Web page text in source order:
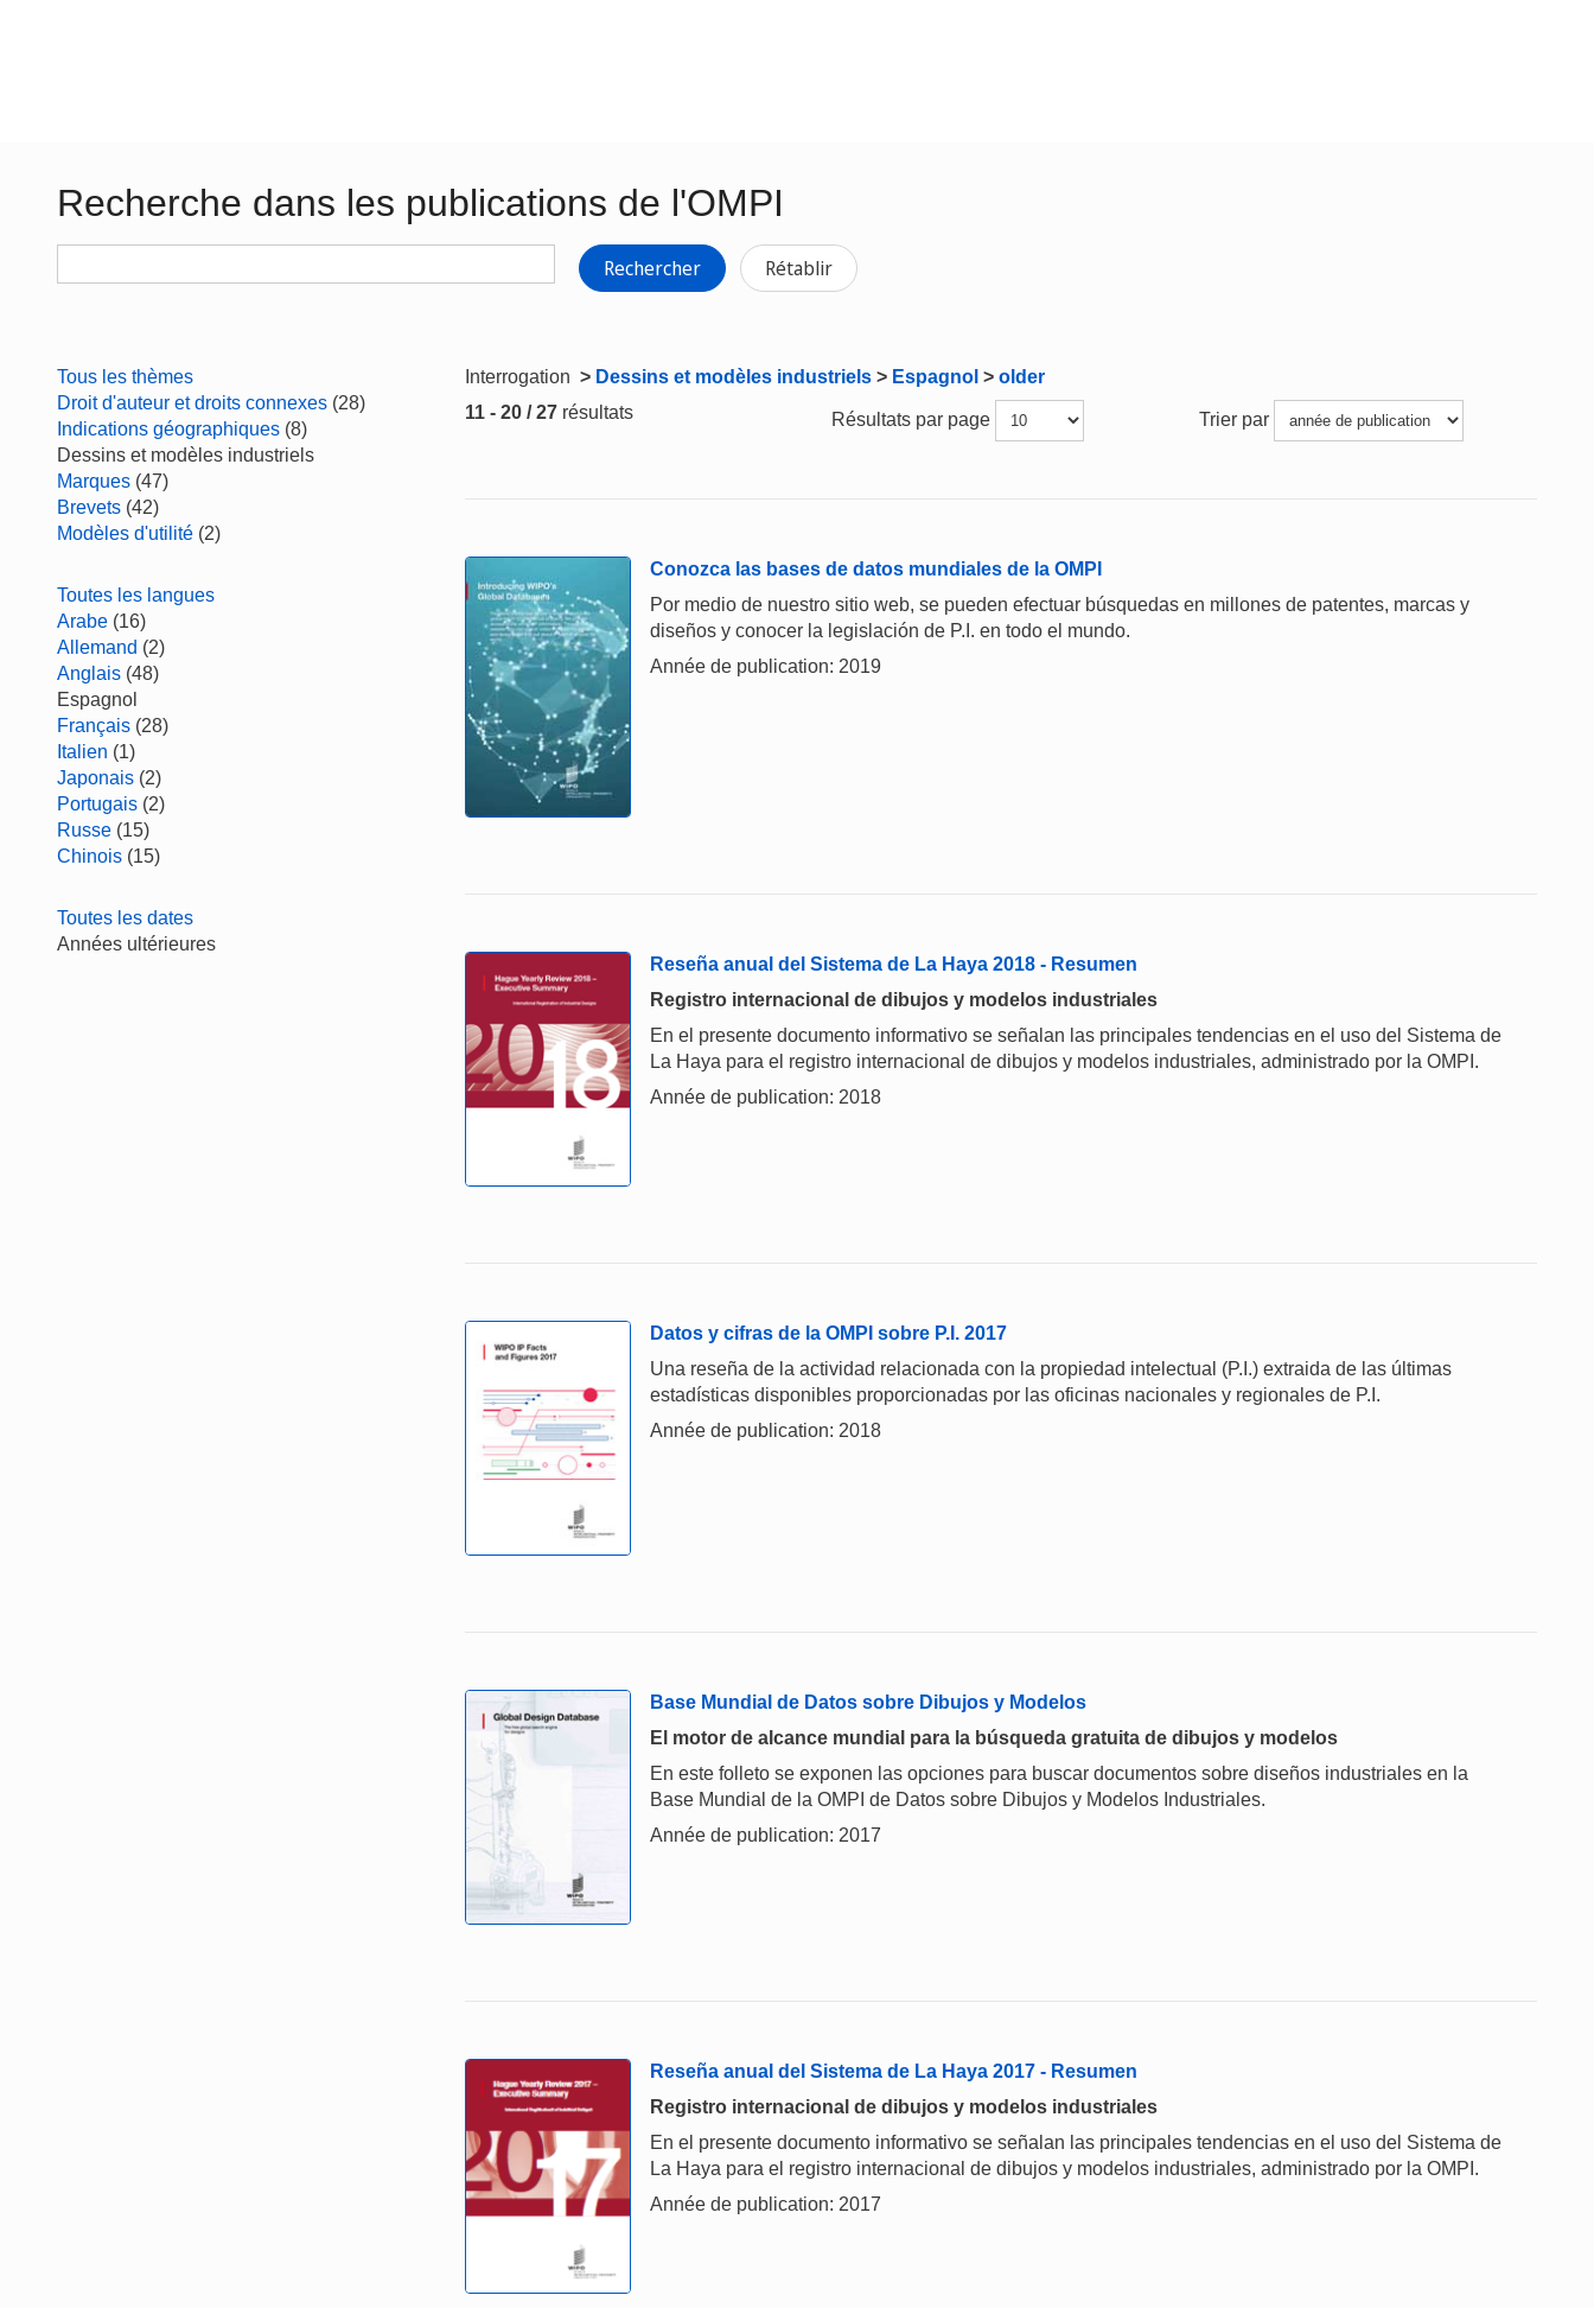
Recherche dans les publications de l'OMPI
Rechercher Rétablir
Tous les thèmes
Droit d'auteur et droits connexes (28)
Indications géographiques (8)
Dessins et modèles industriels
Marques (47)
Brevets (42)
Modèles d'utilité (2)
Toutes les langues
Arabe (16)
Allemand (2)
Anglais (48)
Espagnol
Français (28)
Italien (1)
Japonais (2)
Portugais (2)
Russe (15)
Chinois (15)
Toutes les dates
Années ultérieures
Interrogation > Dessins et modèles industriels > Espagnol > older
11 - 20 / 27 résultats Résultats par page Trier par
Conozca las bases de datos mundiales de la OMPI
Por medio de nuestro sitio web, se pueden efectuar búsquedas en millones de patentes, marcas y
diseños y conocer la legislación de P.I. en todo el mundo.
Année de publication: 2019
Reseña anual del Sistema de La Haya 2018 - Resumen
Registro internacional de dibujos y modelos industriales
En el presente documento informativo se señalan las principales tendencias en el uso del Sistema de
La Haya para el registro internacional de dibujos y modelos industriales, administrado por la OMPI.
Année de publication: 2018
Datos y cifras de la OMPI sobre P.I. 2017
Una reseña de la actividad relacionada con la propiedad intelectual (P.I.) extraida de las últimas
estadísticas disponibles proporcionadas por las oficinas nacionales y regionales de P.I.
Année de publication: 2018
Base Mundial de Datos sobre Dibujos y Modelos
El motor de alcance mundial para la búsqueda gratuita de dibujos y modelos
En este folleto se exponen las opciones para buscar documentos sobre diseños industriales en la
Base Mundial de la OMPI de Datos sobre Dibujos y Modelos Industriales.
Année de publication: 2017
Reseña anual del Sistema de La Haya 2017 - Resumen
Registro internacional de dibujos y modelos industriales
En el presente documento informativo se señalan las principales tendencias en el uso del Sistema de
La Haya para el registro internacional de dibujos y modelos industriales, administrado por la OMPI.
Année de publication: 2017